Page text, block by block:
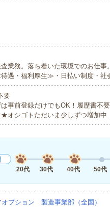
業務。落ち着いた環境でのお仕
遇・福利厚生≫・日払い制度・社
要
事前登録だけでもOK！履歴書不
オシゴトただいま少しずつ増加中…
20代
30代 40代 50代
プション 製造事業部（全国）